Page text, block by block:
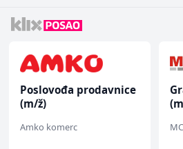
Poslovođa prodavnice
(m/ž)
Amko komerc